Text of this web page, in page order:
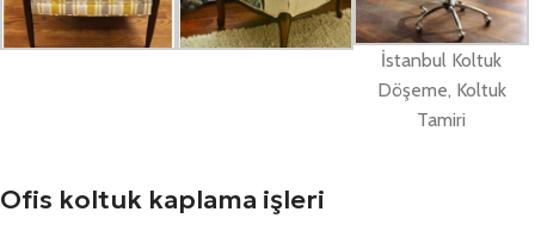
İstanbul Koltuk
Döşeme, Koltuk
Tamiri
Ofis koltuk kaplama işleri